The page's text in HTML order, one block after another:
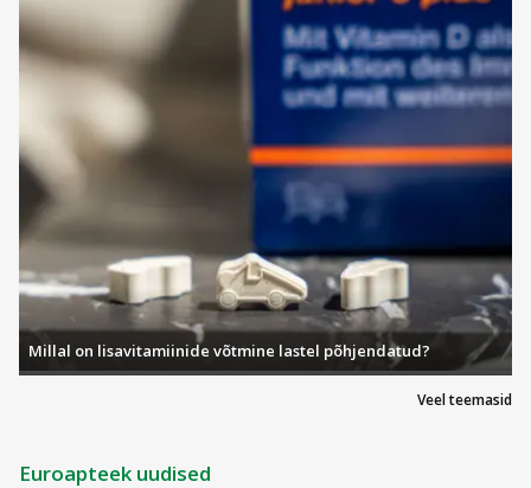
Veel teemasid
Millal on lisavitamiinide võtmine lastel põhjendatud?
Euroapteek uudised